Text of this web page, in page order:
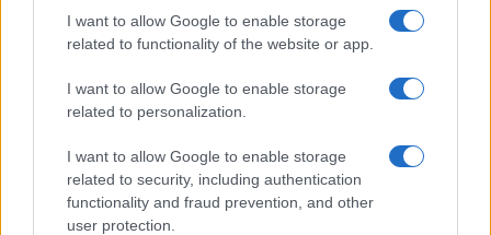
I want to allow Google to enable storage
related to functionality of the website or app.
I want to allow Google to enable storage
related to personalization.
I want to allow Google to enable storage
related to security, including authentication
functionality and fraud prevention, and other
user protection.
Οι άνθρωποι, οι αυθεντικές ιστορίες,
το ελληνικό καλοκαίρι και ένας
πολιτισμός που μας ενώνει κάθε μέρα.